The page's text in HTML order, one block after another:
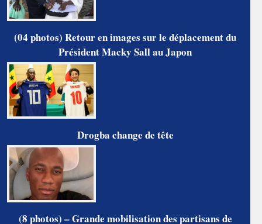
(04 photos) Retour en images sur le déplacement du
Président Macky Sall au Japon
Drogba change de tête
(8 photos) – Grande mobilisation des partisans de